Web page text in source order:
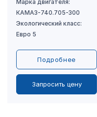
Подробнее
Запросить цену